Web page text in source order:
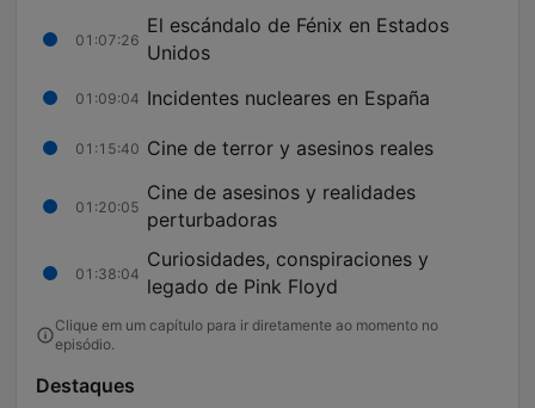
01:07:26
El escándalo de Fénix en Estados
Unidos
01:09:04 Incidentes nucleares en España
01:15:40 Cine de terror y asesinos reales
01:20:05
Cine de asesinos y realidades
perturbadoras
01:38:04
Curiosidades, conspiraciones y
legado de Pink Floyd
Clique em um capítulo para ir diretamente ao momento no
episódio.
Destaques